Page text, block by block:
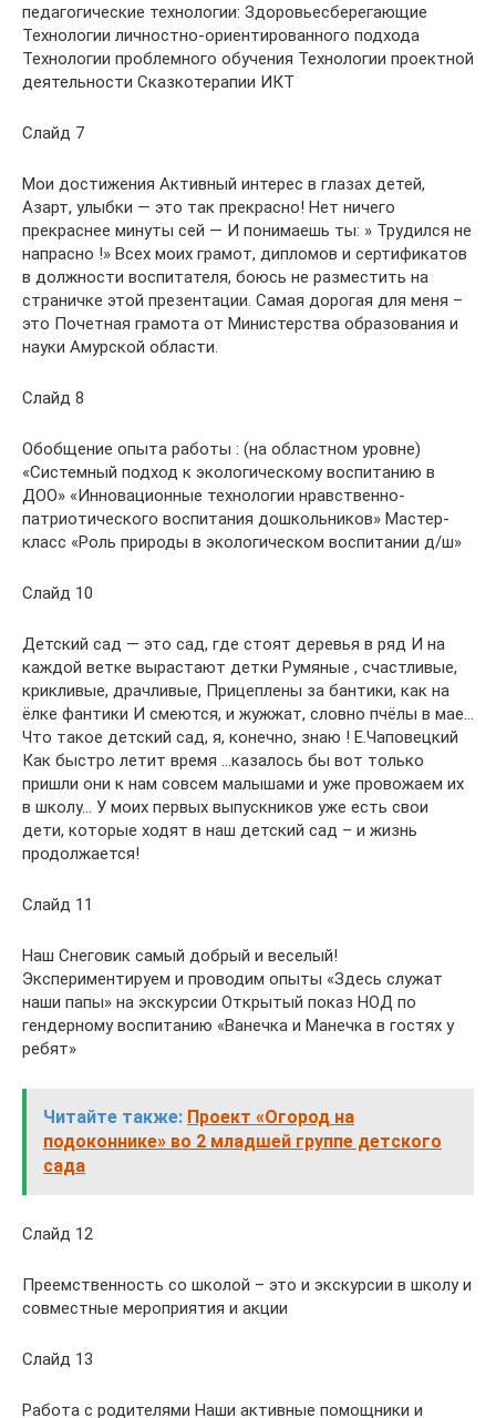
педагогические технологии: Здоровьесберегающие
Технологии личностно-ориентированного подхода
Технологии проблемного обучения Технологии проектной
деятельности Сказкотерапии ИКТ
Слайд 7
Мои достижения Активный интерес в глазах детей,
Азарт, улыбки — это так прекрасно! Нет ничего
прекраснее минуты сей — И понимаешь ты: » Трудился не
напрасно !» Всех моих грамот, дипломов и сертификатов
в должности воспитателя, боюсь не разместить на
страничке этой презентации. Самая дорогая для меня –
это Почетная грамота от Министерства образования и
науки Амурской области.
Слайд 8
Обобщение опыта работы : (на областном уровне)
«Системный подход к экологическому воспитанию в
ДОО» «Инновационные технологии нравственно-
патриотического воспитания дошкольников» Мастер-
класс «Роль природы в экологическом воспитании д/ш»
Слайд 10
Детский сад — это сад, где стоят деревья в ряд И на
каждой ветке вырастают детки Румяные , счастливые,
крикливые, драчливые, Прицеплены за бантики, как на
ёлке фантики И смеются, и жужжат, словно пчёлы в мае…
Что такое детский сад, я, конечно, знаю ! Е.Чаповецкий
Как быстро летит время …казалось бы вот только
пришли они к нам совсем малышами и уже провожаем их
в школу… У моих первых выпускников уже есть свои
дети, которые ходят в наш детский сад – и жизнь
продолжается!
Слайд 11
Наш Снеговик самый добрый и веселый!
Экспериментируем и проводим опыты «Здесь служат
наши папы» на экскурсии Открытый показ НОД по
гендерному воспитанию «Ванечка и Манечка в гостях у
ребят»
Читайте также: Проект «Огород на
подоконнике» во 2 младшей группе детского
сада
Слайд 12
Преемственность со школой – это и экскурсии в школу и
совместные мероприятия и акции
Слайд 13
Работа с родителями Наши активные помощники и